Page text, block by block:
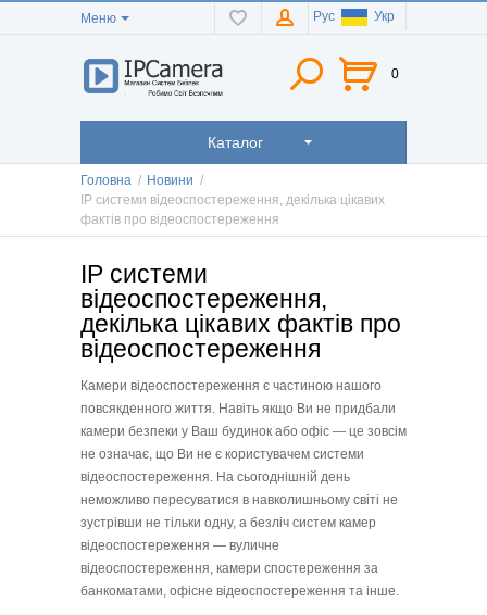
Меню Рус Укр
0
Каталог
Головна / Новини /
IP системи відеоспостереження, декілька цікавих
фактів про відеоспостереження
IP системи
відеоспостереження,
декілька цікавих фактів про
відеоспостереження
Камери відеоспостереження є частиною нашого
повсякденного життя. Навіть якщо Ви не придбали
камери безпеки у Ваш будинок або офіс — це зовсім
не означає, що Ви не є користувачем системи
відеоспостереження. На сьогоднішній день
неможливо пересуватися в навколишньому світі не
зустрівши не тільки одну, а безліч систем камер
відеоспостереження — вуличне
відеоспостереження, камери спостереження за
банкоматами, офісне відеоспостереження та інше.